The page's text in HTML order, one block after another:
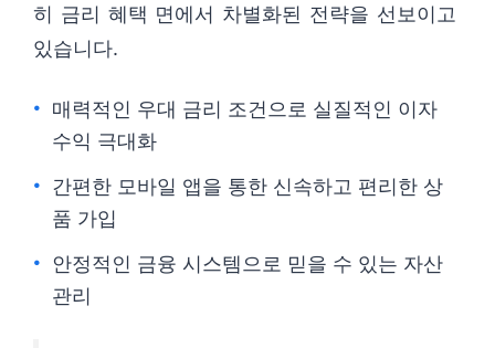
히 금리 혜택 면에서 차별화된 전략을 선보이고
있습니다.
매력적인 우대 금리 조건으로 실질적인 이자
수익 극대화
간편한 모바일 앱을 통한 신속하고 편리한 상
품 가입
안정적인 금융 시스템으로 믿을 수 있는 자산
관리